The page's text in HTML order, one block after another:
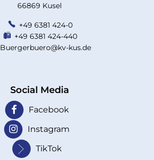
66869 Kusel
+49 6381 424-0
+49 6381 424-440
Buergerbuero@kv-kus.de
Social Media
Facebook
Instagram
TikTok